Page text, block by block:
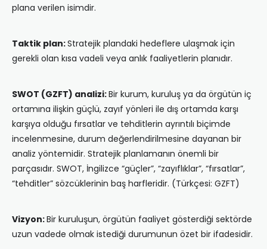
plana verilen isimdir.
Taktik plan:Stratejik plandaki hedeflere ulaşmak için
gerekli olan kısa vadeli veya anlık faaliyetlerin planıdır.
SWOT (GZFT) analizi:Bir kurum, kuruluş ya da örgütün iç
ortamına ilişkin güçlü, zayıf yönleri ile dış ortamda karşı
karşıya olduğu fırsatlar ve tehditlerin ayrıntılı biçimde
incelenmesine, durum değerlendirilmesine dayanan bir
analiz yöntemidir. Stratejik planlamanın önemli bir
parçasıdır. SWOT, İngilizce “güçler”, “zayıflıklar”, “fırsatlar”,
“tehditler” sözcüklerinin baş harfleridir. (Türkçesi: GZFT)
Vizyon:Bir kuruluşun, örgütün faaliyet gösterdiği sektörde
uzun vadede olmak istediği durumunun özet bir ifadesidir.